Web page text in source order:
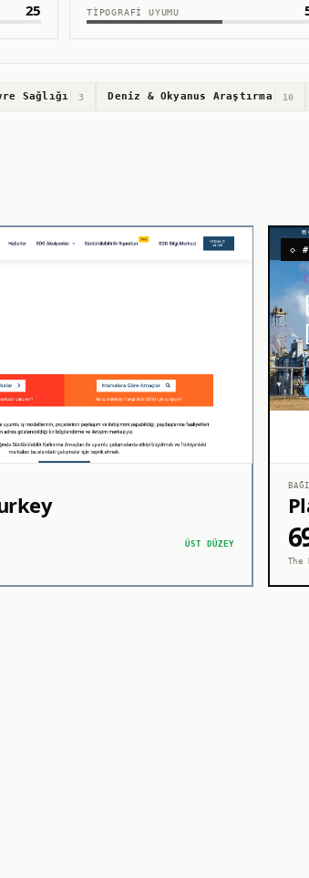
25 TIPOGRAFI UYUMU
Sağlığı 3 Deniz & Okyanus Araştırma 10
ÜST DÜZEY
◇
The